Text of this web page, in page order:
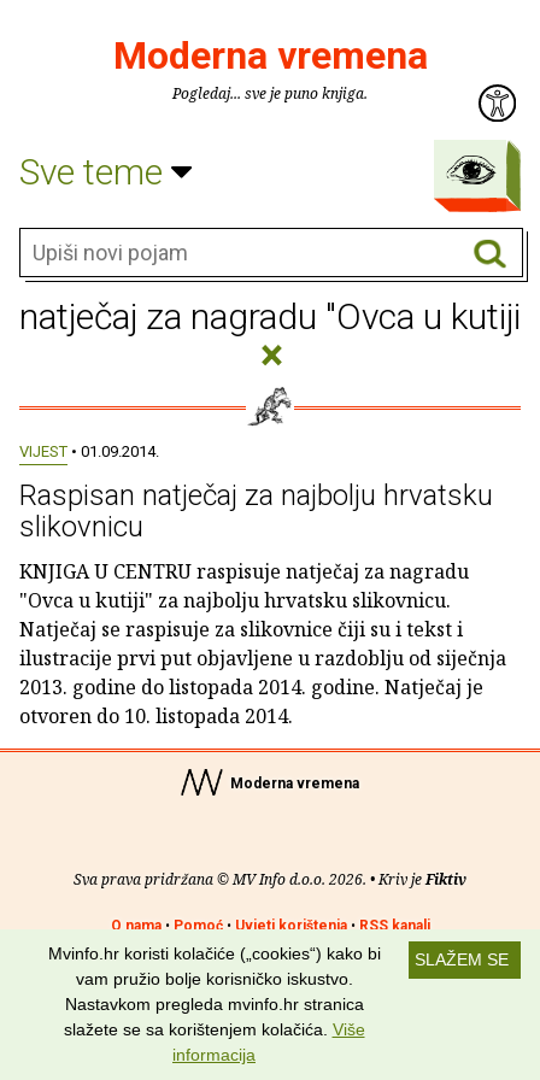
Moderna vremena
Pogledaj... sve je puno knjiga.
Sve teme
natječaj za nagradu "Ovca u kutiji
×
VIJEST • 01.09.2014.
Raspisan natječaj za najbolju hrvatsku
slikovnicu
KNJIGA U CENTRU raspisuje natječaj za nagradu
"Ovca u kutiji" za najbolju hrvatsku slikovnicu.
Natječaj se raspisuje za slikovnice čiji su i tekst i
ilustracije prvi put objavljene u razdoblju od siječnja
2013. godine do listopada 2014. godine. Natječaj je
otvoren do 10. listopada 2014.
Moderna vremena
Sva prava pridržana © MV Info d.o.o. 2026. • Kriv jeFiktiv
O nama• Pomoć• Uvjeti korištenja• RSS kanali
Potraži nas na:
SLAŽEM SE
Mvinfo.hr koristi kolačiće („cookies“) kako bi
vam pružio bolje korisničko iskustvo.
Nastavkom pregleda mvinfo.hr stranica
slažete se sa korištenjem kolačića. Više
informacija